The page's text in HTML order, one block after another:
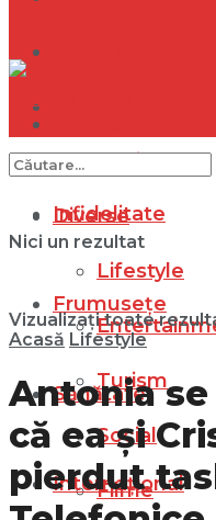
Internațional
Diverse
Lifestyle
Turism
Social
Filme
Infidelitate
Frumusețe
Sănătate
Internațional
Nici un rezultat
Vizualizați toate
Acasă Lifestyle
Antonia
că ea și
pierdut